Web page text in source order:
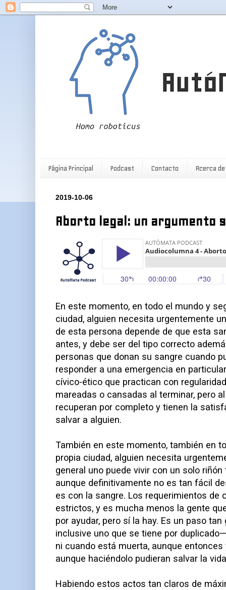
Página Principal Podcast Contacto Acerca
2019-10-06
Aborto legal: un argumento
En este momento, en todo el mundo y
ciudad, alguien necesita urgentemente
de esta persona depende de que esta
antes, y debe ser del tipo correcto
personas que donan su sangre cuando
responder a una emergencia en
cívico-ético que practican con
mareadas o cansadas al terminar, pero
recuperan por completo y tienen la
salvar a alguien.
También en este momento, también en
propia ciudad, alguien necesita
general uno puede vivir con un solo
aunque definitivamente no es tan fácil
es con la sangre. Los requerimientos de
estrictos, y es mucha menos la gente
por ayudar, pero sí la hay. Es un paso
inclusive uno que se tiene por
ni cuando está muerta, aunque
aunque haciéndolo pudieran salvar la
Habiendo estos actos tan claros de